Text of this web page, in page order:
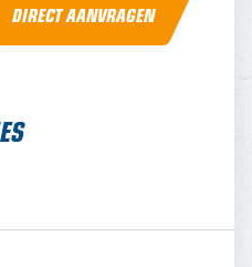
DIRECT AANVRAGEN